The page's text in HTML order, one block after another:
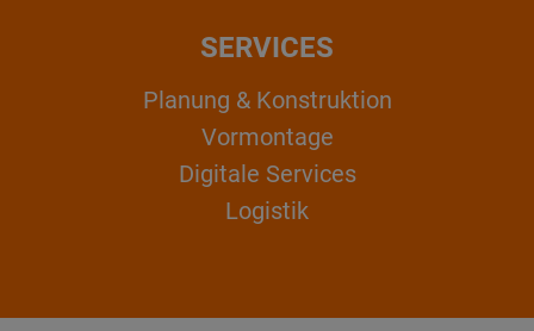
SERVICES
Planung & Konstruktion
Vormontage
Digitale Services
Logistik